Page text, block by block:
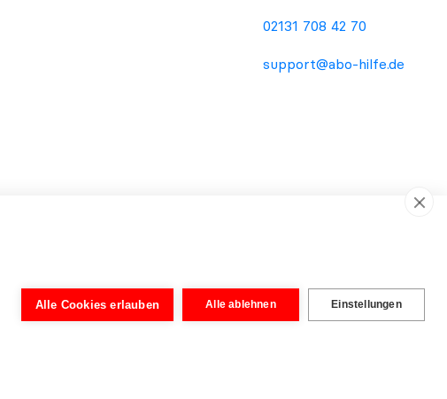
02131 708 42 70
support@abo-hilfe.de
Thema Verbraucherschutz. Die Informationsweitergabe an den
oder Rechtsberatung. Unabhängig von der
wurden von Rechtsanwälten aufgebaut, um eine vereinfachte
nötig. Erst nach Prüfung der eingereichten Unterlagen kann eine
Alle Cookies erlauben Alle ablehnen Einstellungen